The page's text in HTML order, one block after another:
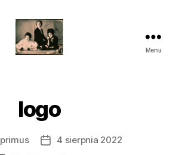
piaseczno
Menu
logo
primus
Data4 sierpnia 2022